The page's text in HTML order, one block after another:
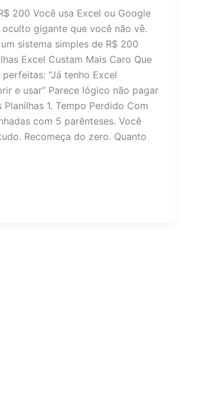
200 Você usa Excel ou Google
oculto gigante que você não vê.
sistema simples de R$ 200
Excel Custam Mais Caro Que
“Já tenho Excel
e usar” Parece lógico não pagar
1. Tempo Perdido Com
com 5 parênteses. Você
Recomeça do zero. Quanto